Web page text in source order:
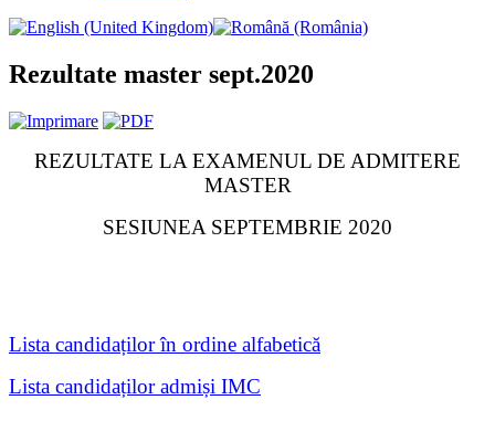
Rezultate master sept.2020
REZULTATE LA EXAMENUL DE ADMITERE
MASTER
SESIUNEA SEPTEMBRIE 2020
Lista candidaților în ordine alfabetică
Lista candidaților admiși IMC